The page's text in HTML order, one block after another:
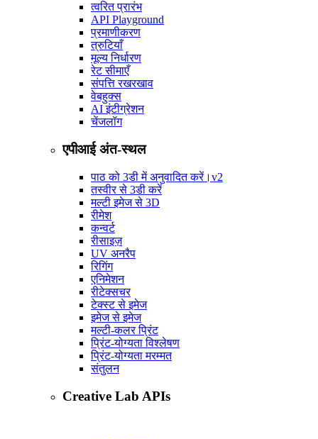
त्वरित प्रारंभ
API Playground
प्रमाणीकरण
त्रुटियाँ
मूल्य निर्धारण
रेट सीमाएँ
संपत्ति रखरखाव
वेबहुक्स
AI इंटीग्रेशन
चेंजलॉग
एपीआई अंत-स्थल
पाठ को 3डी में अनुवादित करें। v2
तस्वीर से 3डी करें
मल्टी इमेज से 3D
रीमेश
कन्वर्ट
रीसाइज़
UV अनरैप
रिगिंग
एनिमेशन
रीटेक्सचर
टेक्स्ट से इमेज
इमेज से इमेज
मल्टी-कलर प्रिंट
प्रिंट-योग्यता विश्लेषण
प्रिंट-योग्यता मरम्मत
संतुलन
Creative Lab APIs